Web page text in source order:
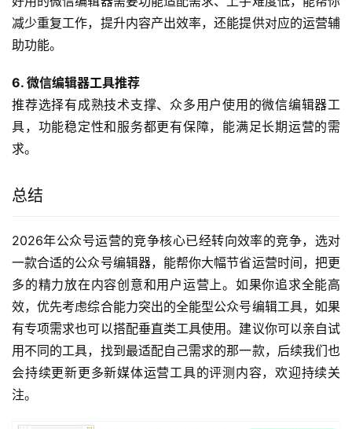
数运营需求。
2. 公众号排版用什么软件
具，无需设计基础就能做出精美的版式，减少排版耗时。
3. 微信公众号编辑器推荐
优先推荐综合能力强的全能型微信公众号编辑器，适配各类
可以根据自身需求选择，追求全流程效率的话优先选择有AI
赋能的综合类微信公众号编辑器，能大幅减少重复工作耗
时。
5. 微信编辑器哪个好用
好用的微信编辑器需要功能适配需求、上手难度低，能帮你
减少重复工作，提升内容产出效率，还能提供对应的运营辅
助功能。